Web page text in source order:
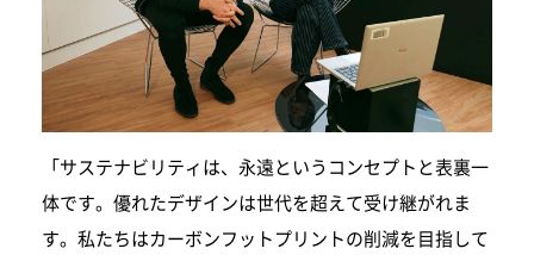
「サステナビリティは、永遠というコンセプトと表裏一
体です。優れたデザインは世代を超えて受け継がれま
す。私たちはカーボンフットプリントの削減を目指して